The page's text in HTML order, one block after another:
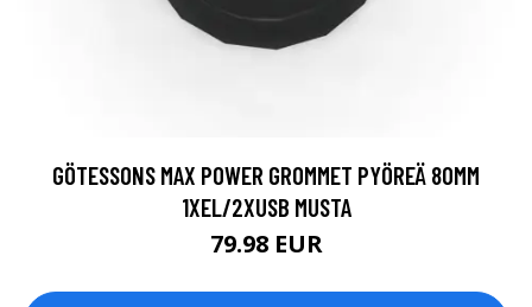
GÖTESSONS MAX POWER GROMMET PYÖREÄ 80MM
1XEL/2XUSB MUSTA
79.98 EUR